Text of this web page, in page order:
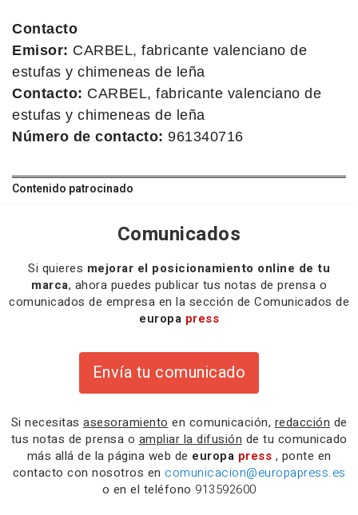
Contacto
Emisor: CARBEL, fabricante valenciano de
estufas y chimeneas de leña
Contacto: CARBEL, fabricante valenciano de
estufas y chimeneas de leña
Número de contacto: 961340716
Contenido patrocinado
Comunicados
Si quieres mejorar el posicionamiento online de tu
marca, ahora puedes publicar tus notas de prensa o
comunicados de empresa en la sección de Comunicados de
europa press
Envía tu comunicado
Si necesitas asesoramiento en comunicación, redacción de
tus notas de prensa o ampliar la difusión de tu comunicado
más allá de la página web de europa press , ponte en
contacto con nosotros en comunicacion@europapress.es
o en el teléfono 913592600